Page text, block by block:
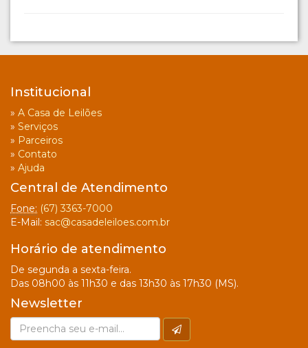
Institucional
» A Casa de Leilões
» Serviços
» Parceiros
» Contato
» Ajuda
Central de Atendimento
Fone: (67) 3363-7000
E-Mail: sac@casadeleiloes.com.br
Horário de atendimento
De segunda a sexta-feira.
Das 08h00 às 11h30 e das 13h30 às 17h30 (MS).
Newsletter